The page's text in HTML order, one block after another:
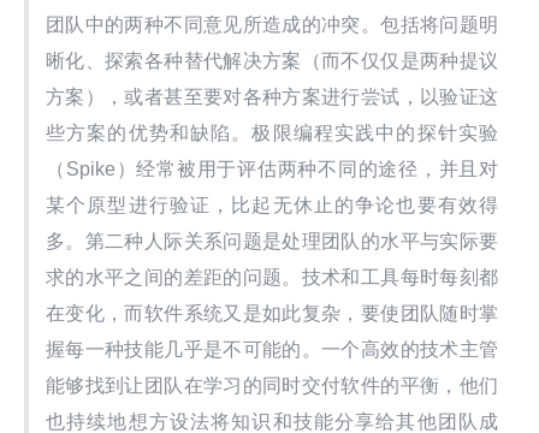
团队中的两种不同意见所造成的冲突。包括将问题明
晰化、探索各种替代解决方案（而不仅仅是两种提议
方案），或者甚至要对各种方案进行尝试，以验证这
些方案的优势和缺陷。极限编程实践中的探针实验
（Spike）经常被用于评估两种不同的途径，并且对
某个原型进行验证，比起无休止的争论也要有效得
多。第二种人际关系问题是处理团队的水平与实际要
求的水平之间的差距的问题。技术和工具每时每刻都
在变化，而软件系统又是如此复杂，要使团队随时掌
握每一种技能几乎是不可能的。一个高效的技术主管
能够找到让团队在学习的同时交付软件的平衡，他们
也持续地想方设法将知识和技能分享给其他团队成